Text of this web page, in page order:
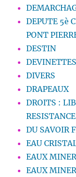
DEPUTE 5è
PONT
DESTIN
DEVINETTES
DIVERS
DRAPEAUX
DROITS :
RESISTANCE
DU SAVOIR
EAU
EAUX
EAUX